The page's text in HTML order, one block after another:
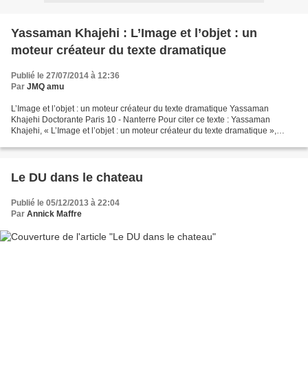
Yassaman Khajehi : L’Image et l’objet : un
moteur créateur du texte dramatique
Publié le 27/07/2014 à 12:36
Par JMQ amu
L’Image et l’objet : un moteur créateur du texte dramatique Yassaman
Khajehi Doctorante Paris 10 - Nanterre Pour citer ce texte : Yassaman
Khajehi, « L’Image et l’objet : un moteur créateur du texte dramatique »,
Le DU dans le chateau
Publié le 05/12/2013 à 22:04
Par Annick Maffre